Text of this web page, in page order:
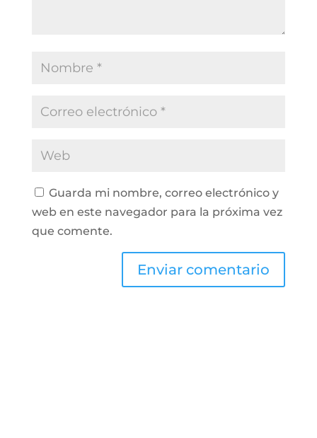
Guarda mi nombre, correo electrónico y
web en este navegador para la próxima vez
que comente.